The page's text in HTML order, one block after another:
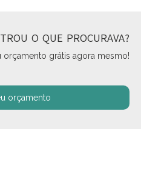
O QUE PROCURAVA?
orçamento grátis agora mesmo!
orçamento